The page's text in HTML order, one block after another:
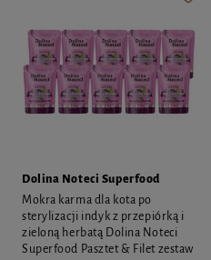
Dolina Noteci Superfood
Mokra karma dla kota po
sterylizacji indyk z przepiórką i
zieloną herbatą Dolina Noteci
Superfood Pasztet & Filet zestaw